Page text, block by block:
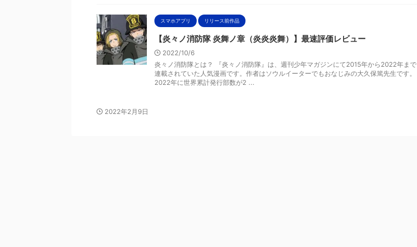
スマホアプリ リリース前作品
【炎々ノ消防隊 炎舞ノ章（炎炎炎舞）】最速評価レビュー
2022/10/6
炎々ノ消防隊とは？ 『炎々ノ消防隊』は、週刊少年マガジンにて2015年から2022年まで
連載されていた人気漫画です。作者はソウルイーターでもおなじみの大久保篤先生です。
2022年に世界累計発行部数が2 ...
2022年2月9日